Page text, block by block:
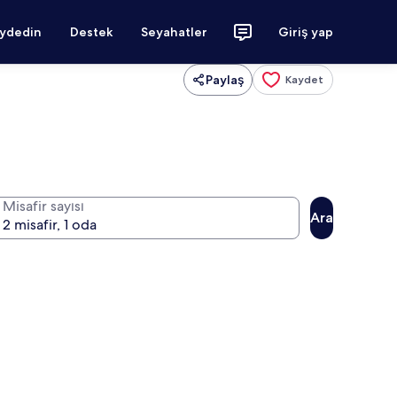
Destek Seyahatler Giriş yap
Paylaş Kaydet
Misafir sayısı
Ara